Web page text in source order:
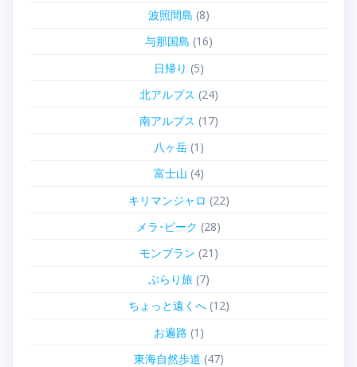
波照間島 (8)
与那国島 (16)
日帰り (5)
北アルプス (24)
南アルプス (17)
八ヶ岳(1)
富士山 (4)
キリマンジャロ (22)
メラ･ピーク (28)
モンブラン (21)
ぶらり旅(7)
ちょっと遠くへ(12)
お遍路 (1)
東海自然歩道 (47)